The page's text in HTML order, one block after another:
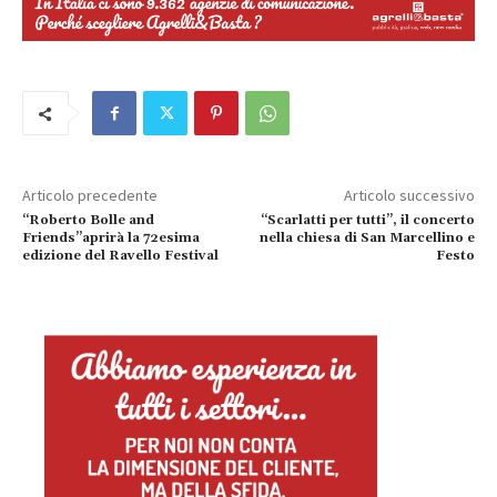
Articolo precedente
“Roberto Bolle and
Friends”aprirà la 72esima
edizione del Ravello Festival
Articolo successivo
“Scarlatti per tutti”, il concerto
nella chiesa di San Marcellino e
Festo